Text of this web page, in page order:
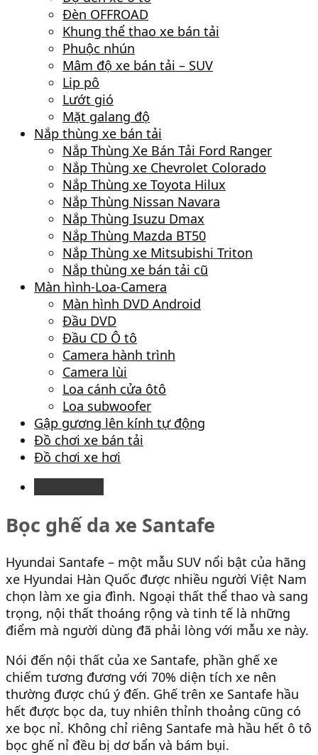
Đèn OFFROAD
Khung thể thao xe bán tải
Phuộc nhún
Mâm độ xe bán tải – SUV
Lip pô
Lướt gió
Mặt galang độ
Nắp thùng xe bán tải
Nắp Thùng Xe Bán Tải Ford Ranger
Nắp Thùng xe Chevrolet Colorado
Nắp Thùng xe Toyota Hilux
Nắp Thùng Nissan Navara
Nắp Thùng Isuzu Dmax
Nắp Thùng Mazda BT50
Nắp Thùng xe Mitsubishi Triton
Nắp thùng xe bán tải cũ
Màn hình-Loa-Camera
Màn hình DVD Android
Đầu DVD
Đầu CD Ô tô
Camera hành trình
Camera lùi
Loa cánh cửa ôtô
Loa subwoofer
Gập gương lên kính tự động
Đồ chơi xe bán tải
Đồ chơi xe hơi
Bọc ghế da xe Santafe
Hyundai Santafe – một mẫu SUV nổi bật của hãng
xe Hyundai Hàn Quốc được nhiều người Việt Nam
chọn làm xe gia đình. Ngoại thất thể thao và sang
trọng, nội thất thoáng rộng và tinh tế là những
điểm mà người dùng đã phải lòng với mẫu xe này.
Nói đến nội thất của xe Santafe, phần ghế xe
chiếm tương đương với 70% diện tích xe nên
thường được chú ý đến. Ghế trên xe Santafe hầu
hết được bọc da, tuy nhiên thỉnh thoảng cũng có
xe bọc nỉ. Không chỉ riêng Santafe mà hầu hết ô tô
bọc ghế nỉ đều bị dơ bẩn và bám bụi.